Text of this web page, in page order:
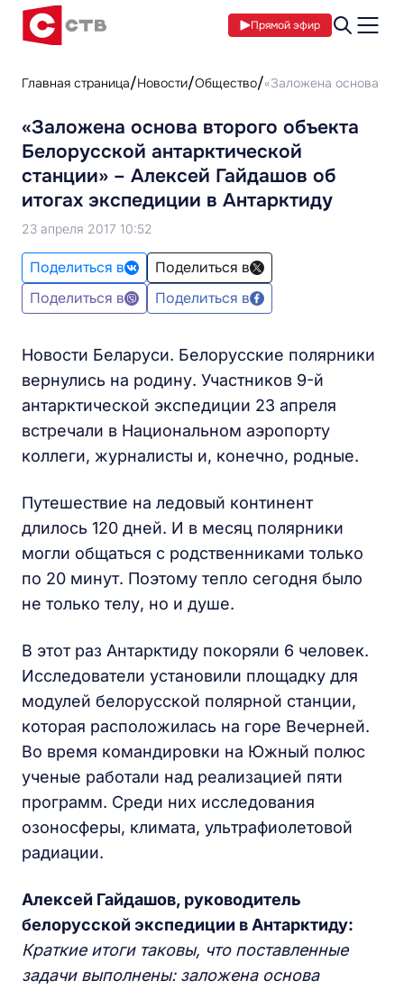
Прямой эфир
Главная страница Новости Общество «Заложена основа
«Заложена основа второго объекта
Белорусской антарктической
станции» – Алексей Гайдашов об
итогах экспедиции в Антарктиду
23 апреля 2017 10:52
Поделиться в
Поделиться в
Поделиться в
Поделиться в
Новости Беларуси. Белорусские полярники
вернулись на родину. Участников 9-й
антарктической экспедиции 23 апреля
встречали в Национальном аэропорту
коллеги, журналисты и, конечно, родные.
Путешествие на ледовый континент
длилось 120 дней. И в месяц полярники
могли общаться с родственниками только
по 20 минут. Поэтому тепло сегодня было
не только телу, но и душе.
В этот раз Антарктиду покоряли 6 человек.
Исследователи установили площадку для
модулей белорусской полярной станции,
которая расположилась на горе Вечерней.
Во время командировки на Южный полюс
ученые работали над реализацией пяти
программ. Среди них исследования
озоносферы, климата, ультрафиолетовой
радиации.
Алексей Гайдашов, руководитель
белорусской экспедиции в Антарктиду:
Краткие итоги таковы, что поставленные
задачи выполнены: заложена основа